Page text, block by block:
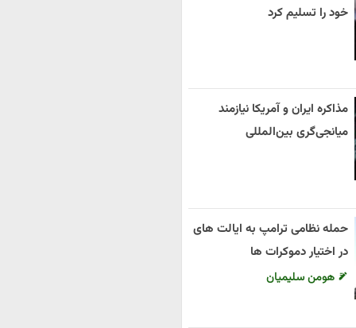
خود را تسلیم کرد
مذاکره ایران و آمریکا نیازمند
میانجی‌گری بین‌المللی
حمله نظامی ترامپ به ایالت های
در اختیار دموکرات ها
هومن سلیمیان